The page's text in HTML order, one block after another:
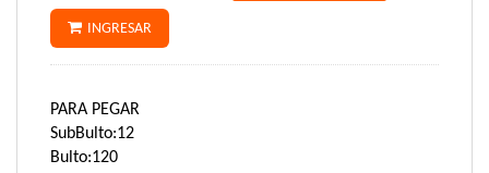
INGRESAR
PARA PEGAR
SubBulto:12
Bulto:120